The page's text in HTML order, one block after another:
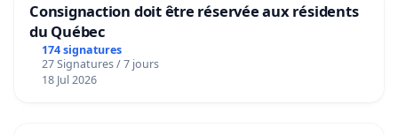
Consignaction doit être réservée aux résidents
du Québec
174 signatures
27 Signatures / 7 jours
18 Jul 2026